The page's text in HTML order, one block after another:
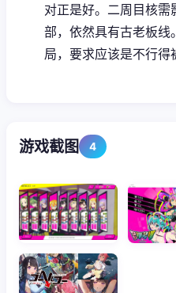
对正是好。二周目核
部，依然具有古老板线
局，要求应该是不行得
游戏截图 4